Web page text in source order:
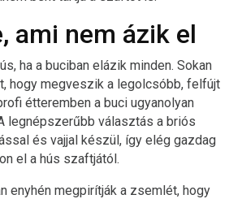
ami nem ázik el
ha a buciban elázik minden. Sokan
hogy megveszik a legolcsóbb, felfújt
étteremben a buci ugyanolyan
legnépszerűbb választás a briós
és vajjal készül, így elég gazdag
el a hús szaftjától.
enyhén megpirítják a zsemlét, hogy